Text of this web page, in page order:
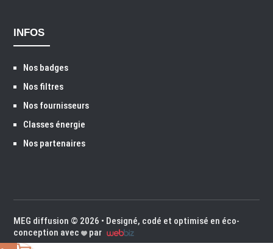
INFOS
Nos badges
Nos filtres
Nos fournisseurs
Classes énergie
Nos partenaires
MEG diffusion © 2026 • Designé, codé et optimisé en éco-
conception avec
par